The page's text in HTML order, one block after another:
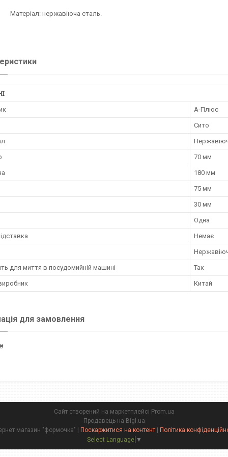
нержавіюча сталь.
А-Плюс
Сито
70 мм
180 мм
75 мм
30 мм
Одна
Немає
для миття в посудомийній машині Так
Китай
для замовлення
Сайт створений на маркетплейсі Prom.ua
Продавець на Bigl.ua
Поскаржитися на контент
Політика
Select Language ▼